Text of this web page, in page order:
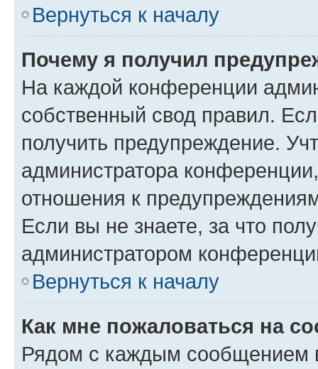
Вернуться к началу
Почему я получил
На каждой конференции
собственный свод правил.
получить предупреждение.
администратора
отношения к
Если вы не знаете, за что
администратором
Вернуться к началу
Как мне пожаловаться на
Рядом с каждым сообщением